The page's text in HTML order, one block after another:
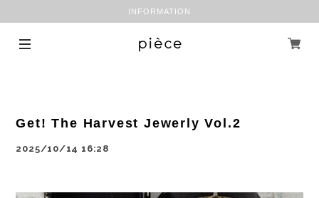
INFORMATION
Get! The Harvest Jewerly Vol.2
2025/10/14 16:28